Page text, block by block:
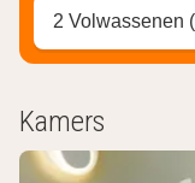
2 Volwassenen
Kamers